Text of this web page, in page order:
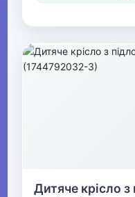
Дитяче крісло з